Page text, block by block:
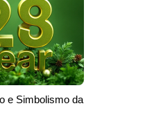
e Simbolismo da